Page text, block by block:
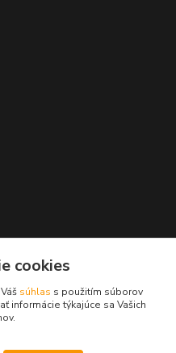
cookies
súhlas s použitím súborov
informácie týkajúce sa Vašich